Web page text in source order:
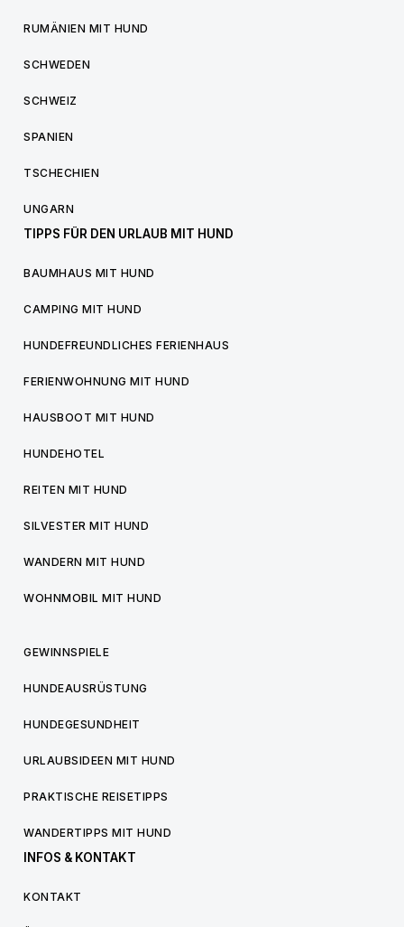
RUMÄNIEN MIT HUND
SCHWEDEN
SCHWEIZ
SPANIEN
TSCHECHIEN
UNGARN
TIPPS FÜR DEN URLAUB MIT HUND
BAUMHAUS MIT HUND
CAMPING MIT HUND
HUNDEFREUNDLICHES FERIENHAUS
FERIENWOHNUNG MIT HUND
HAUSBOOT MIT HUND
HUNDEHOTEL
REITEN MIT HUND
SILVESTER MIT HUND
WANDERN MIT HUND
WOHNMOBIL MIT HUND
GEWINNSPIELE
HUNDEAUSRÜSTUNG
HUNDEGESUNDHEIT
URLAUBSIDEEN MIT HUND
PRAKTISCHE REISETIPPS
WANDERTIPPS MIT HUND
INFOS & KONTAKT
KONTAKT